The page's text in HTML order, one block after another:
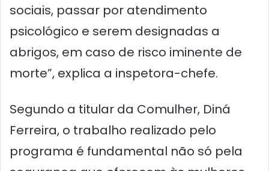
sociais, passar por atendimento
psicológico e serem designadas a
abrigos, em caso de risco iminente de
morte”, explica a inspetora-chefe.
Segundo a titular da Comulher, Diná
Ferreira, o trabalho realizado pelo
programa é fundamental não só pela